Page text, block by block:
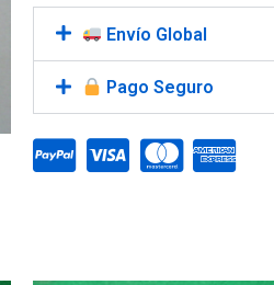
Envío Global
Pago Seguro